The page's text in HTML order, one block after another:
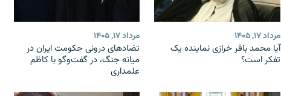
مرداد ۱۷, ۱۴۰۵
آیا محمد باقر خرازی نماینده یک
تفکر است؟
مرداد ۱۷, ۱۴۰۵
تضادهای درونی حکومت ایران در
میانه جنگ، در گفت‌‌وگو با کاظم
علمداری